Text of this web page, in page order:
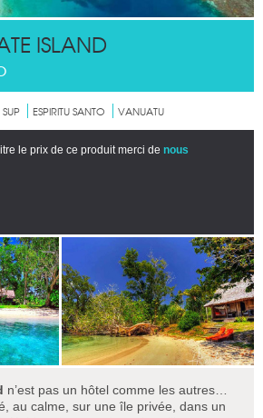
ISLAND
ESPIRITU SANTO VANUATU
le prix de ce produit merci de nous
n’est pas un hôtel comme les autres…
au calme, sur une île privée, dans un